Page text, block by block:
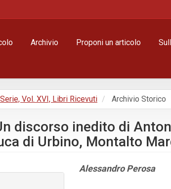
Archivio Proponi un articolo
Vol. XVI, Libri Ricevuti Archivio Storico
discorso inedito di
di Urbino, Montalto
Contenuto
Alessandro Perosa